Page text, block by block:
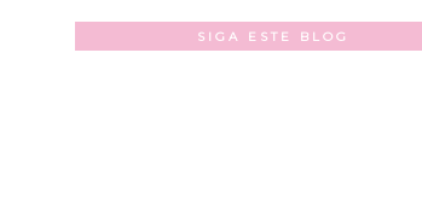
SIGA ESTE BLOG